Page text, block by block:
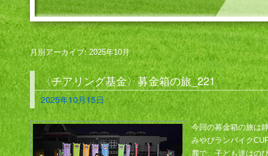
月別アーカイブ:2025年10月
〈チアリング基金〉募金箱の旅_221
2025年10月15日
今回の募金箱の旅は
みやびランバイク
麓で、子ども達はの